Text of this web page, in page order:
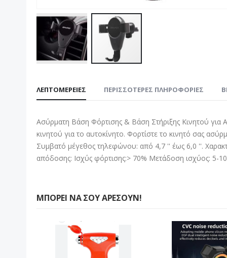
αρχή
συλλογής
εικόνων
ΛΕΠΤΟΜΈΡΕΙΕΣ
Ασύρματη Βάση Φόρτισης & Βάση Στήριξης Κινητού
κινητού για το αυτοκίνητο. Φορτίστε το κινητό σας
Συμβατό μέγεθος τηλεφώνου: από 4,7 '' έως 6,0 ''.
απόδοσης: Ισχύς φόρτισης:> 70% Μετάδοση ισχύος: 5-
ΠΕΡΙΣΣΌΤΕΡΕΣ ΠΛΗΡΟΦΟΡΊΕΣ
ΜΠΟΡΕΊ ΝΑ ΣΟΥ ΑΡΈΣΟΥΝ!